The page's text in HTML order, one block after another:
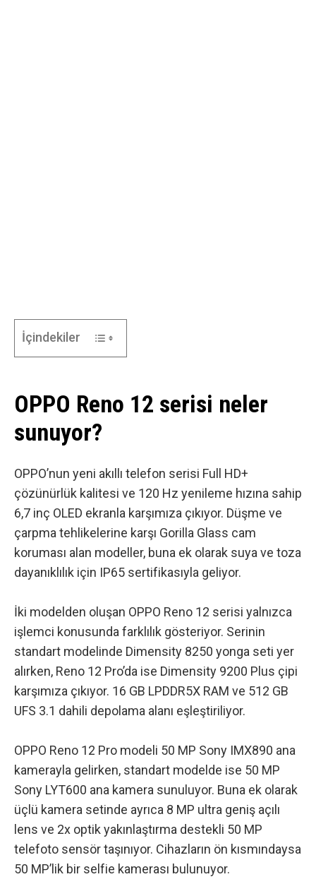
İçindekiler
OPPO Reno 12 serisi neler
sunuyor?
OPPO’nun yeni akıllı telefon serisi Full HD+
çözünürlük kalitesi ve 120 Hz yenileme hızına sahip
6,7 inç OLED ekranla karşımıza çıkıyor. Düşme ve
çarpma tehlikelerine karşı Gorilla Glass cam
koruması alan modeller, buna ek olarak suya ve toza
dayanıklılık için IP65 sertifikasıyla geliyor.
İki modelden oluşan OPPO Reno 12 serisi yalnızca
işlemci konusunda farklılık gösteriyor. Serinin
standart modelinde Dimensity 8250 yonga seti yer
alırken, Reno 12 Pro’da ise Dimensity 9200 Plus çipi
karşımıza çıkıyor. 16 GB LPDDR5X RAM ve 512 GB
UFS 3.1 dahili depolama alanı eşleştiriliyor.
OPPO Reno 12 Pro modeli 50 MP Sony IMX890 ana
kamerayla gelirken, standart modelde ise 50 MP
Sony LYT600 ana kamera sunuluyor. Buna ek olarak
üçlü kamera setinde ayrıca 8 MP ultra geniş açılı
lens ve 2x optik yakınlaştırma destekli 50 MP
telefoto sensör taşınıyor. Cihazların ön kısmındaysa
50 MP’lik bir selfie kamerası bulunuyor.